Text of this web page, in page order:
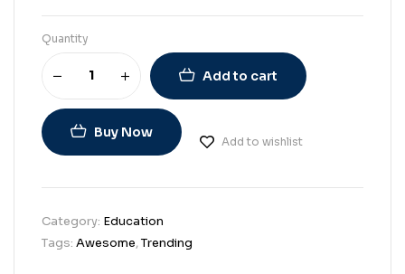
Quantity
Add to cart
Buy Now
Add to wishlist
Category: Education
Tags: Awesome,Trending